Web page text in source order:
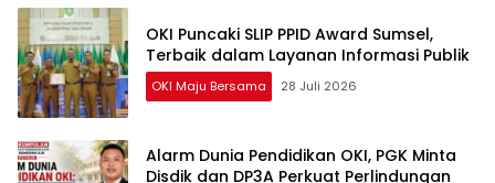
OKI Puncaki SLIP PPID Award Sumsel,
Terbaik dalam Layanan Informasi Publik
OKI Maju Bersama 28 Juli 2026
Alarm Dunia Pendidikan OKI, PGK Minta
Disdik dan DP3A Perkuat Perlindungan